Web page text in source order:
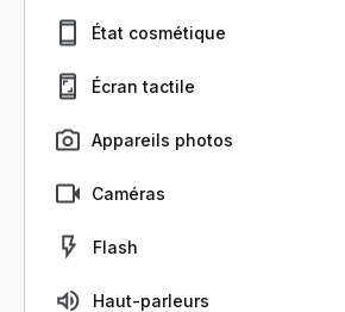
État cosmétique
Écran tactile
Appareils photos
Caméras
Flash
Haut-parleurs